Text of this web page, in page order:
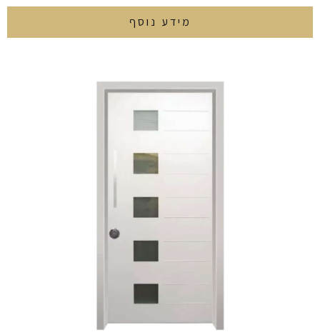
מידע נוסף